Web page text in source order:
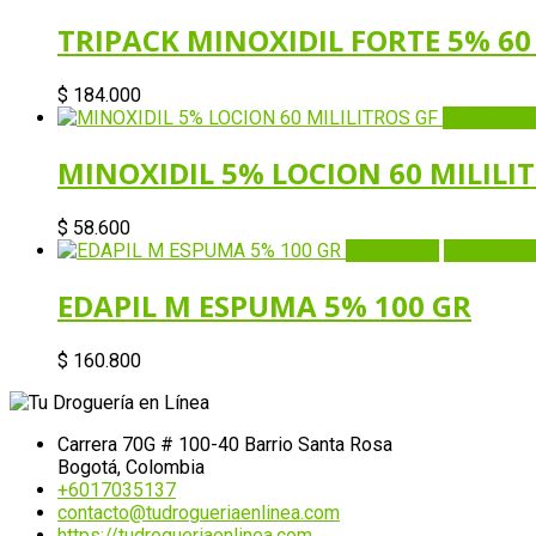
TRIPACK MINOXIDIL FORTE 5%
$ 184.000
MINOXIDIL 5% LOCION 60
$ 58.600
EDAPIL M ESPUMA 5% 100 GR
$ 160.800
Carrera 70G # 100-40 Barrio Santa Rosa
Bogotá, Colombia
+6017035137
contacto@tudrogueriaenlinea.com